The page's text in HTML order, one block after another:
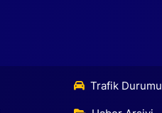
Trafik Durumu